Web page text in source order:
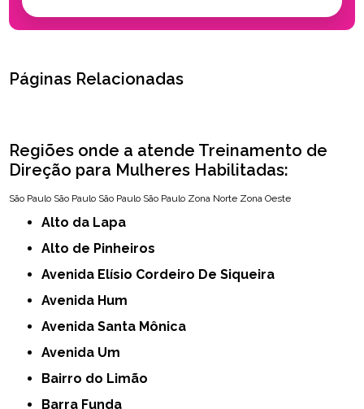
Páginas Relacionadas
Regiões onde a atende Treinamento de
Direção para Mulheres Habilitadas:
São Paulo São Paulo São Paulo São Paulo Zona Norte Zona Oeste
Alto da Lapa
Alto de Pinheiros
Avenida Elísio Cordeiro De Siqueira
Avenida Hum
Avenida Santa Mônica
Avenida Um
Bairro do Limão
Barra Funda